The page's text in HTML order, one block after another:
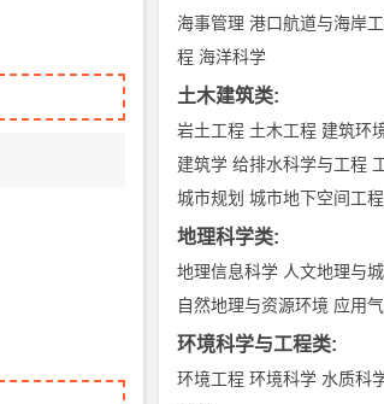
海事管理 港口航道与海岸
程 海洋科学
土木建筑类:
岩土工程 土木工程 建筑环
建筑学 给排水科学与工程
城市规划 城市地下空间工程
地理科学类:
地理信息科学 人文地理与
自然地理与资源环境 应用
环境科学与工程类:
环境工程 环境科学 水质科